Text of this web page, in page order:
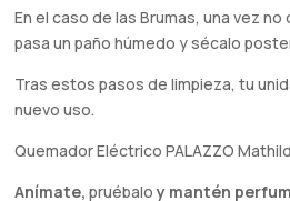
En el caso de las Brumas, una vez
pasa un paño húmedo y sécalo
Tras estos pasos de limpieza, tu
nuevo uso.
Quemador Eléctrico PALAZZO
Anímate,pruébalo y mantén